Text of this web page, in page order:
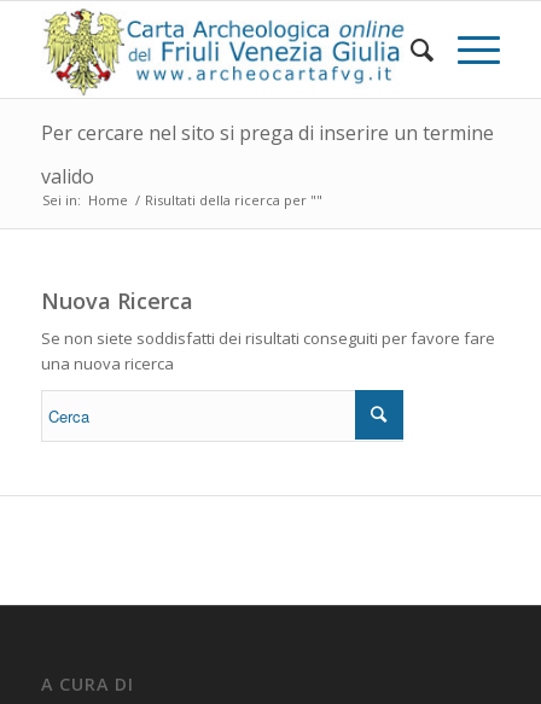
Per cercare nel sito si prega di inserire un termine
valido
Sei in: Home / Risultati della ricerca per ""
Nuova Ricerca
Se non siete soddisfatti dei risultati conseguiti per favore fare
una nuova ricerca
A CURA DI